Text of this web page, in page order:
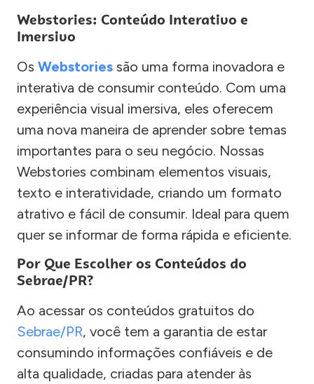
Webstories: Conteúdo Interativo e
Imersivo
Os Webstories são uma forma inovadora e
interativa de consumir conteúdo. Com uma
experiência visual imersiva, eles oferecem
uma nova maneira de aprender sobre temas
importantes para o seu negócio. Nossas
Webstories combinam elementos visuais,
texto e interatividade, criando um formato
atrativo e fácil de consumir. Ideal para quem
quer se informar de forma rápida e eficiente.
Por Que Escolher os Conteúdos do
Sebrae/PR?
Ao acessar os conteúdos gratuitos do
Sebrae/PR, você tem a garantia de estar
consumindo informações confiáveis e de
alta qualidade, criadas para atender às